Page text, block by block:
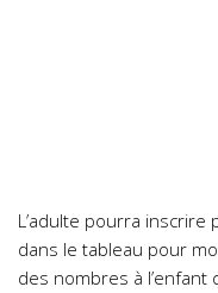
L’adulte pourra
dans le tableau pour
des nombres à